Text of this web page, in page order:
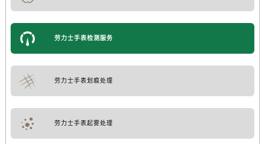
劳力士手表检测服务
劳力士手表划痕处理
劳力士手表起雾处理